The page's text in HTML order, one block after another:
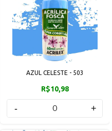
AZUL CELESTE - 503
R$10,98
- +